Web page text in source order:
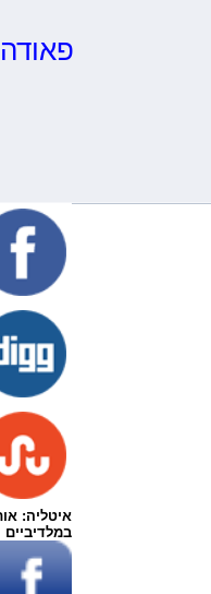
פאודה עונה
במלדיביים